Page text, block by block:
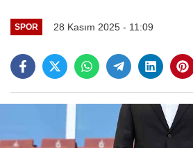
SPOR 28 Kasım 2025 - 11:09